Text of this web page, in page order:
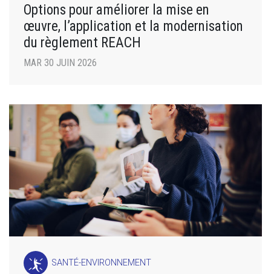
Options pour améliorer la mise en
œuvre, l’application et la modernisation
du règlement REACH
MAR 30 JUIN 2026
SANTÉ-ENVIRONNEMENT